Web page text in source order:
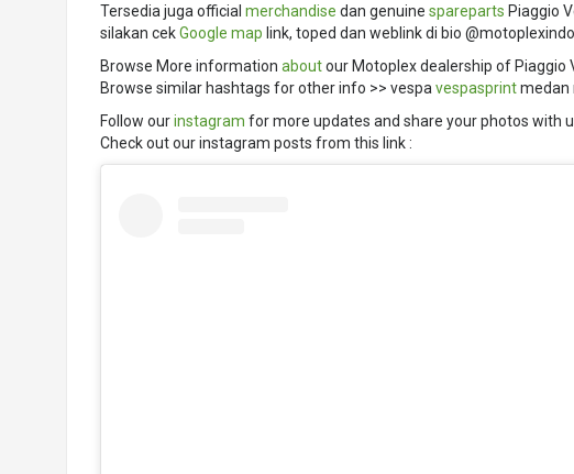
Tersedia juga official merchandise dan genuine spareparts Piaggio
silakan cekGoogle map link, toped dan weblink di bio @motoplexindo
Browse More information aboutour Motoplex dealership of Piaggio
Browse similar hashtags for other info >> vespa vespasprintmedan
Follow ourinstagram for more updates and share your photos with
Check out our instagram posts from this link :